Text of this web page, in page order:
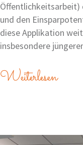
Öffentlichkeitsarbeit)
und den
diese Applikation
insbesondere
Weiterlesen